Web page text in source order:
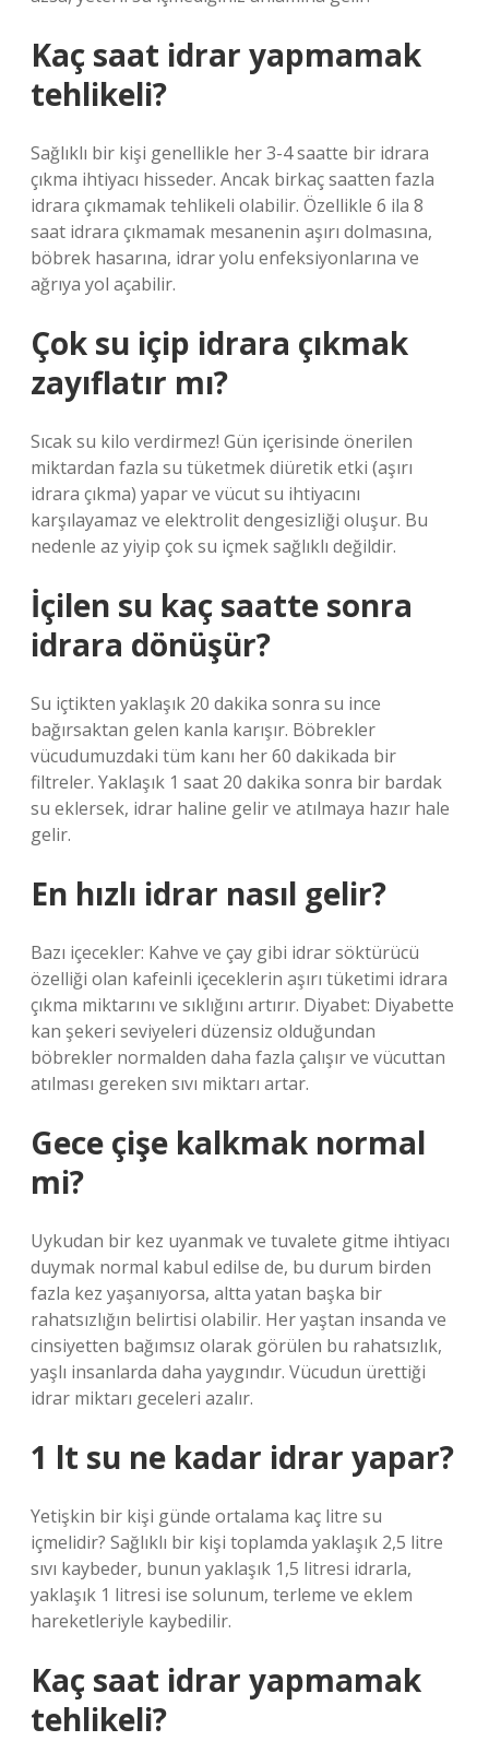
Kaç saat idrar yapmamak
tehlikeli?
Sağlıklı bir kişi genellikle her 3-4 saatte bir idrara
çıkma ihtiyacı hisseder. Ancak birkaç saatten fazla
idrara çıkmamak tehlikeli olabilir. Özellikle 6 ila 8
saat idrara çıkmamak mesanenin aşırı dolmasına,
böbrek hasarına, idrar yolu enfeksiyonlarına ve
ağrıya yol açabilir.
Çok su içip idrara çıkmak
zayıflatır mı?
Sıcak su kilo verdirmez! Gün içerisinde önerilen
miktardan fazla su tüketmek diüretik etki (aşırı
idrara çıkma) yapar ve vücut su ihtiyacını
karşılayamaz ve elektrolit dengesizliği oluşur. Bu
nedenle az yiyip çok su içmek sağlıklı değildir.
İçilen su kaç saatte sonra
idrara dönüşür?
Su içtikten yaklaşık 20 dakika sonra su ince
bağırsaktan gelen kanla karışır. Böbrekler
vücudumuzdaki tüm kanı her 60 dakikada bir
filtreler. Yaklaşık 1 saat 20 dakika sonra bir bardak
su eklersek, idrar haline gelir ve atılmaya hazır hale
gelir.
En hızlı idrar nasıl gelir?
Bazı içecekler: Kahve ve çay gibi idrar söktürücü
özelliği olan kafeinli içeceklerin aşırı tüketimi idrara
çıkma miktarını ve sıklığını artırır. Diyabet: Diyabette
kan şekeri seviyeleri düzensiz olduğundan
böbrekler normalden daha fazla çalışır ve vücuttan
atılması gereken sıvı miktarı artar.
Gece çişe kalkmak normal
mi?
Uykudan bir kez uyanmak ve tuvalete gitme ihtiyacı
duymak normal kabul edilse de, bu durum birden
fazla kez yaşanıyorsa, altta yatan başka bir
rahatsızlığın belirtisi olabilir. Her yaştan insanda ve
cinsiyetten bağımsız olarak görülen bu rahatsızlık,
yaşlı insanlarda daha yaygındır. Vücudun ürettiği
idrar miktarı geceleri azalır.
1 lt su ne kadar idrar yapar?
Yetişkin bir kişi günde ortalama kaç litre su
içmelidir? Sağlıklı bir kişi toplamda yaklaşık 2,5 litre
sıvı kaybeder, bunun yaklaşık 1,5 litresi idrarla,
yaklaşık 1 litresi ise solunum, terleme ve eklem
hareketleriyle kaybedilir.
Kaç saat idrar yapmamak
tehlikeli?